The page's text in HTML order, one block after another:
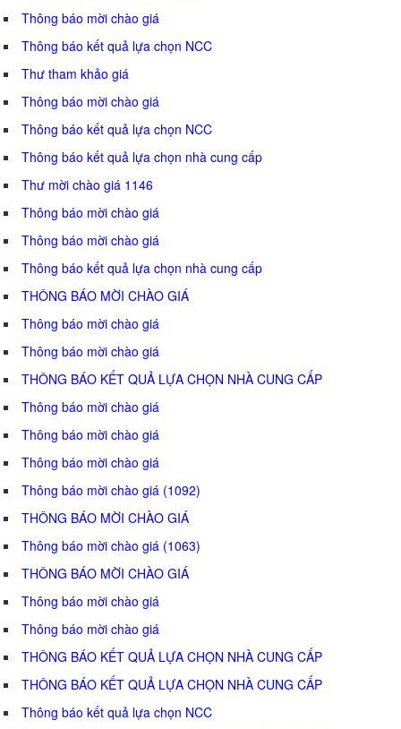
Thông báo mời chào giá
Thông báo kết quả lựa chọn NCC
Thư tham khảo giá
Thông báo mời chào giá
Thông báo kết quả lựa chọn NCC
Thông báo kết quả lựa chọn nhà cung cấp
Thư mời chào giá 1146
Thông báo mời chào giá
Thông báo mời chào giá
Thông báo kết quả lựa chọn nhà cung cấp
THÔNG BÁO MỜI CHÀO GIÁ
Thông báo mời chào giá
Thông báo mời chào giá
THÔNG BÁO KẾT QUẢ LỰA CHỌN NHÀ CUNG CẤP
Thông báo mời chào giá
Thông báo mời chào giá
Thông báo mời chào giá
Thông báo mời chào giá (1092)
THÔNG BÁO MỜI CHÀO GIÁ
Thông báo mời chào giá (1063)
THÔNG BÁO MỜI CHÀO GIÁ
Thông báo mời chào giá
Thông báo mời chào giá
THÔNG BÁO KẾT QUẢ LỰA CHỌN NHÀ CUNG CẤP
THÔNG BÁO KẾT QUẢ LỰA CHỌN NHÀ CUNG CẤP
Thông báo kết quả lựa chọn NCC